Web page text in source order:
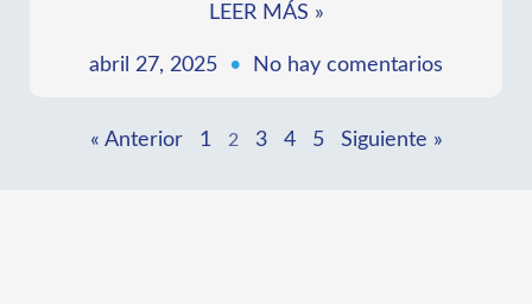
LEER MÁS »
abril 27, 2025 No hay comentarios
« Anterior 1 2 3 4 5 Siguiente »